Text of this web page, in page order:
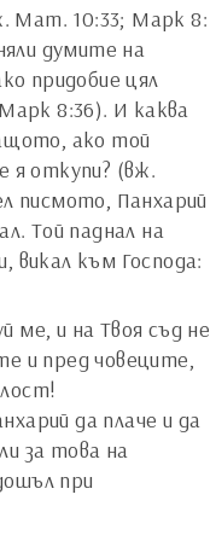
Мат. 10:33; Марк 8:
думите на
придобие цял
8:36). И каква
ако той
я откупи? (вж.
писмото, Панхарий
Той паднал на
викал към Господа:
ме, и на Твоя съд не
и пред човеците,
да плаче и да
за това на
при